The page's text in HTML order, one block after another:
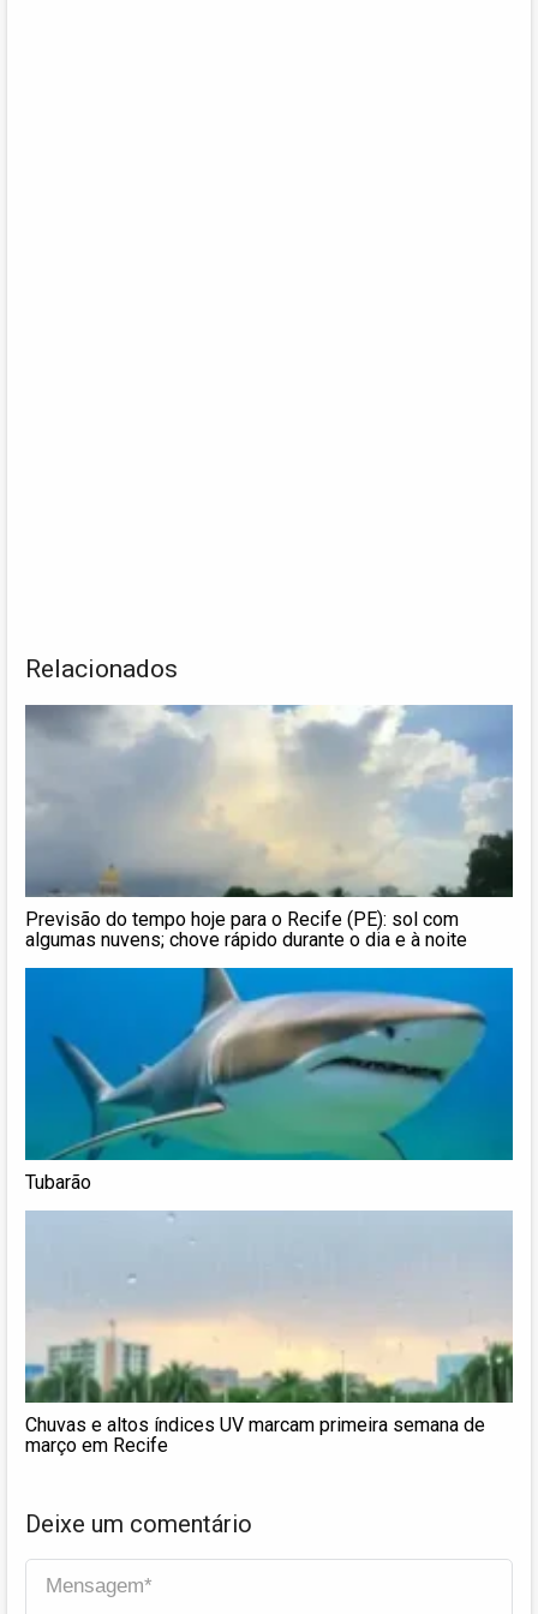
Relacionados
Previsão do tempo hoje para o Recife (PE): sol com
algumas nuvens; chove rápido durante o dia e à noite
Tubarão
Chuvas e altos índices UV marcam primeira semana de
março em Recife
Deixe um comentário